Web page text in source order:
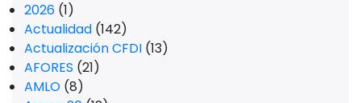
2026 (1)
Actualidad (142)
Actualización CFDI (13)
AFORES (21)
AMLO (8)